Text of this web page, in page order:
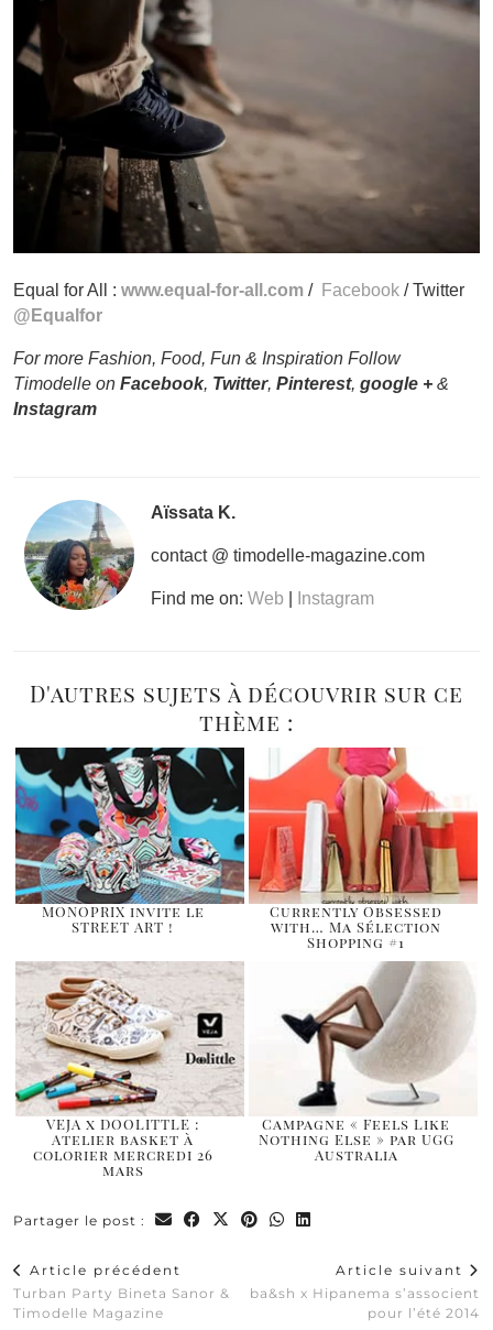
Equal for All : www.equal-for-all.com / Facebook / Twitter
@Equalfor
For more Fashion, Food, Fun & Inspiration Follow
Timodelle on Facebook, Twitter, Pinterest, google + &
Instagram
Aïssata K.
contact @ timodelle-magazine.com
Find me on: Web Instagram
D'autres sujets à découvrir sur ce
thème :
MONOPRIX invite le
STREET ART !
Currently Obsessed
with… Ma Sélection
Shopping #1
VEJA x DOOLITTLE :
Atelier basket à
colorier mercredi 26
mars
Campagne « Feels Like
Nothing Else » par UGG
Australia
Partager le post :
Article précédent
Turban Party Bineta Sanor &
Timodelle Magazine
Article suivant
ba&sh x Hipanema s’associent
pour l’été 2014